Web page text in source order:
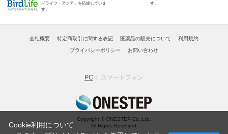
ドライフ・アジア」を応援していま
す。
す。
会社概要 特定商取引に関する表記 医薬品の販売について 利用規約
プライバシーポリシー お問い合わせ
PC スマートフォン
Copyright © ONESTEP Co.,Ltd.
All Rights Reserved.
Cookie利用について